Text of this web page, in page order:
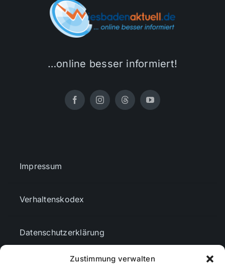
Zustimmung verwalten
…online besser informiert!
Impressum
Verhaltenskodex
Datenschutzerklärung